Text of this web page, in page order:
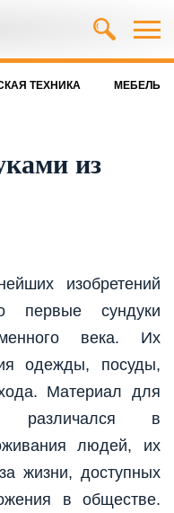
ТЕХНИКА МЕБЕЛЬ
из
изобретений
первые сундуки
века. Их
одежды, посуды,
Материал для
различался в
людей, их
жизни, доступных
в обществе.